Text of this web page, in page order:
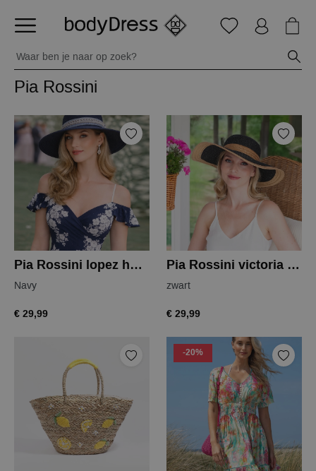
Pia Rossini
Pia Rossini lopez hoed
Navy
€ 29,99
Pia Rossini victoria hoed
zwart
€ 29,99
-20%